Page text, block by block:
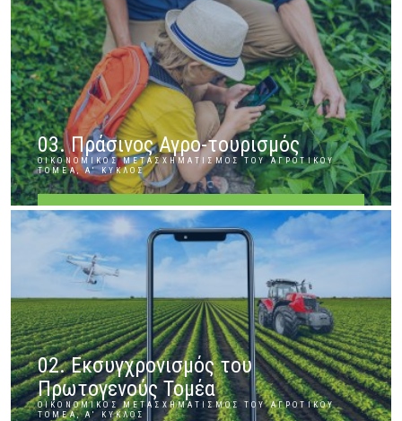
03. Πράσινος Αγρο-τουρισμός
ΟΙΚΟΝΟΜΙΚΌΣ ΜΕΤΑΣΧΗΜΑΤΙΣΜΌΣ ΤΟΥ ΑΓΡΟΤΙΚΟΎ
ΤΟΜΈΑ, Α' ΚΎΚΛΟΣ
ΠΕΡΙΣΣΌΤΕΡΑ
02. Εκσυγχρονισμός του
Πρωτογενούς Τομέα
ΟΙΚΟΝΟΜΙΚΌΣ ΜΕΤΑΣΧΗΜΑΤΙΣΜΌΣ ΤΟΥ ΑΓΡΟΤΙΚΟΎ
ΤΟΜΈΑ, Α' ΚΎΚΛΟΣ